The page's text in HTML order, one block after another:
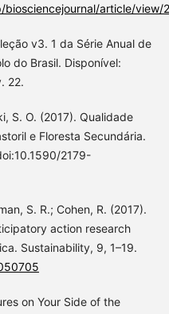
article/view/
v3. 1 da Série Anual de
do Brasil. Disponível:
22.
S. O. (2017). Qualidade
e Floresta Secundária.
2179-
S. R.; Cohen, R. (2017).
action research
Sustainability, 9, 1–19.
on Your Side of the